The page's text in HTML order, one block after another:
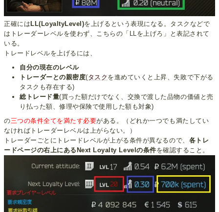
正確にはLL(LoyaltyLevel)を上げるという表現になる。タスクなどで
はトレーダーレベルを使わず、こちらの「LLを上げろ」と表記されて
いる。
トレードレベルを上げるには、
自分の現在のレベル
トレーダーとの親密度(タスク を進めていくと上昇、失敗で下がる
タスクも存在する)
総トレード量(買った額だけでなく、交換で渡した品物の価値と売
り払った額、修理や保険で使用した額も対象)
の三つの条件全てを満たす必要がある。（どれか一つでも満たしてい
なければトレーダーレベルは上がらない。）
トレーダーごとにトレードレベルが上がる条件が異なるので、 各トレ
ードページの右上にあるNext Loyalty Levelの条件を確認すること。